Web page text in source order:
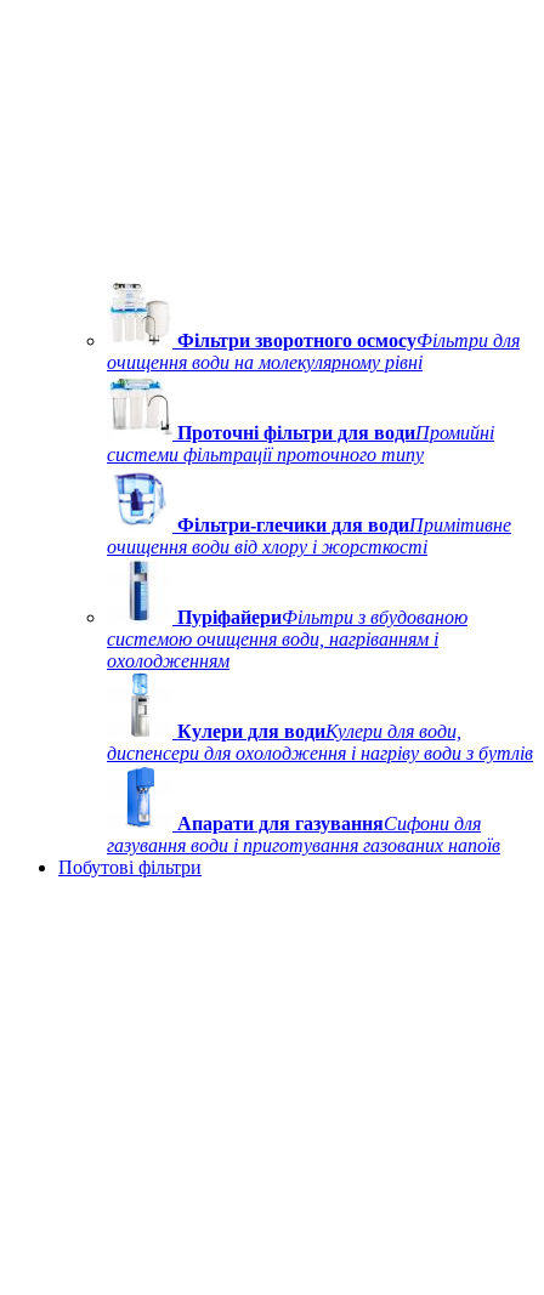
Фільтри зворотного осмосуФільтри для
очищення води на молекулярному рівні
Проточні фільтри для водиПромийні
системи фільтрації проточного типу
Фільтри-глечики для водиПримітивне
очищення води від хлору і жорсткості
ПуріфайериФільтри з вбудованою
системою очищення води, нагріванням і
охолодженням
Кулери для водиКулери для води,
диспенсери для охолодження і нагріву води з бутлів
Апарати для газуванняСифони для
газування води і приготування газованих напоїв
Побутові фільтри